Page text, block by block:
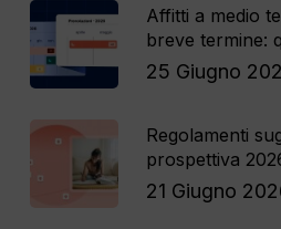
Affitti a medio
breve termine:
25 Giugno
Regolamenti
prospettiva
21 Giugno